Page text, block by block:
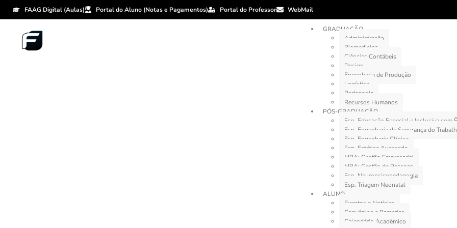
FAAG Digital (Aulas) Portal do Aluno (Notas e Pagamentos) Portal do Professor WebMail
GRADUAÇÃO
Administração
Biomedicina
Ciências Contábeis
Design
Engenharia de Produção
Logística
Pedagogia
Recursos Humanos
PÓS-GRADUAÇÃO
Esp. Educação Especial e Inclusiva com
Esp. Engenharia de Segurança do
Esp. Engenharia Clínica
Esp. Estética Avançada
MBA: Gestão Empresarial
MBA: Gestão de Pessoas
Esp. Neuropsicopedagogia
Esp. Triagem Neonatal
ALUNO
Eventos e Notícias
Convênios e Parcerias
Calendário Acadêmico